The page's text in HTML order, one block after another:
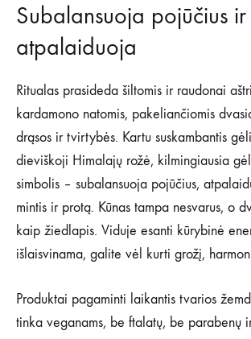
Subalansuoja pojūčius ir
atpalaiduoja
Ritualas prasideda šiltomis ir raudonai
kardamono natomis, pakeliančiomis
drąsos ir tvirtybės. Kartu suskambantis
dieviškoji Himalajų rožė, kilmingiausia
simbolis – subalansuoja pojūčius,
mintis ir protą. Kūnas tampa nesvarus, o
kaip žiedlapis. Viduje esanti kūrybinė
išlaisvinama, galite vėl kurti grožį,
Produktai pagaminti laikantis tvarios
tinka veganams, be ftalatų, be parabenų